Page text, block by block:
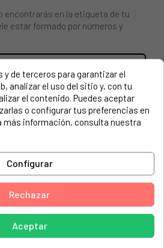
encontrarás en la etiqueta de tu
estar formado por números y
WHIRLPOOL, INDESIT
BWE81484XWSSSEU
BWE81484XWSSSEU
BWE81484XWKKKEU
BWE81484XWKKKEU
F153439 BWA 81482X W FR
F153450 BWE 91484X WSSS
y de terceros para garantizar el
analizar el uso del sitio y, con tu
el contenido. Puedes aceptar
o configurar tus preferencias en
más información, consulta nuestra
Configurar
Rechazar
Aceptar